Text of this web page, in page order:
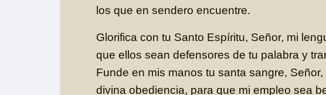
los que en sendero encuentre.
Glorifica con tu Santo Espíritu, Señor, mi
que ellos sean defensores de tu palabra y
Funde en mis manos tu santa sangre,
divina obediencia, para que mi empleo sea